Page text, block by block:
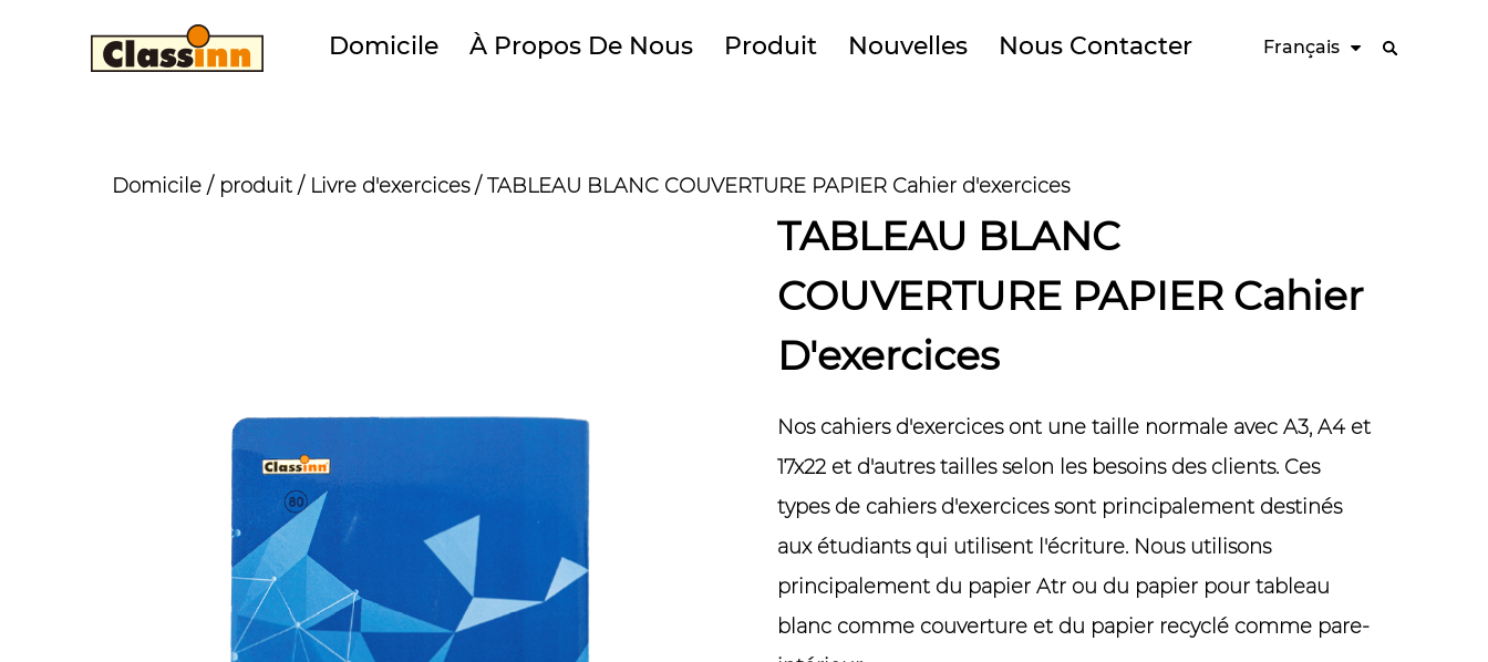
Domicile À Propos De Nous Produit Nouvelles Nous Contacter Français
Domicile/ produit/ Livre d'exercices/ TABLEAU BLANC COUVERTURE PAPIER Cahier d'exercices
TABLEAU BLANC
COUVERTURE PAPIER Cahier
D'exercices
Nos cahiers d'exercices ont une taille normale avec A3, A4 et
17x22 et d'autres tailles selon les besoins des clients. Ces
types de cahiers d'exercices sont principalement destinés
aux étudiants qui utilisent l'écriture. Nous utilisons
principalement du papier Atr ou du papier pour tableau
blanc comme couverture et du papier recyclé comme pare-